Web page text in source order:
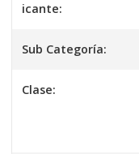
icante:
Sub Categoría:
Clase: